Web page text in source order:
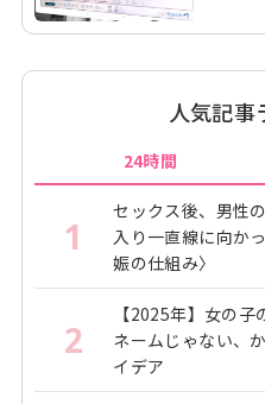
人気記事
24時間
1
セックス後、男性
入り一直線に向か
娠の仕組み〉
2
【2025年】女の
ネームじゃない、
イデア